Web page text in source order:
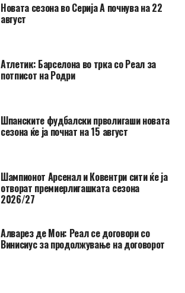
Новата сезона во Серија А почнува на 22
август
Атлетик: Барселона во трка со Реал за
потписот на Родри
Шпанските фудбалски прволигаши новата
сезона ќе ја почнат на 15 август
Шампионот Арсенал и Ковентри сити ќе ја
отворат премиерлигашката сезона
2026/27
Алварез де Мон: Реал се договори со
Винисиус за продолжување на договорот